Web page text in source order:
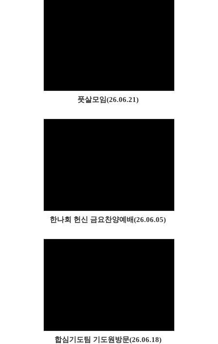
풋살모임(26.06.21)
한나회 헌신 금요찬양예배(26.06.05)
합심기도팀 기도원방문(26.06.18)